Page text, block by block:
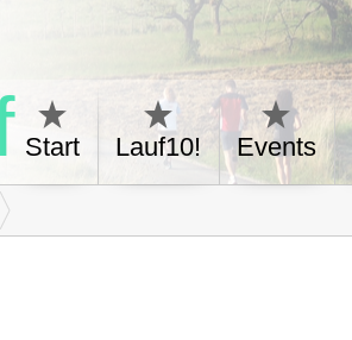
Start Lauf10! Events